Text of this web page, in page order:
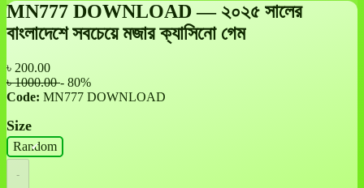
MN777 DOWNLOAD — ২০২৫ সালের
বাংলাদেশে সবচেয়ে মজার ক্যাসিনো গেম
৳ 200.00
৳ 1000.00- 80%
Code: MN777 DOWNLOAD
Size
Random
-